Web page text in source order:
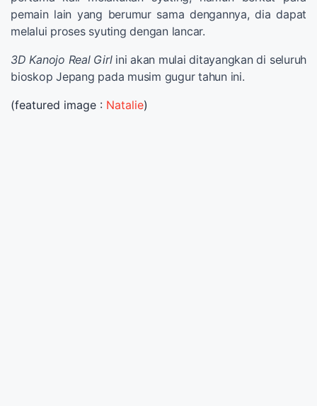
pemain lain yang berumur sama dengannya, dia dapat
melalui proses syuting dengan lancar.
3D Kanojo Real Girl ini akan mulai ditayangkan di seluruh
bioskop Jepang pada musim gugur tahun ini.
(featured image : Natalie)